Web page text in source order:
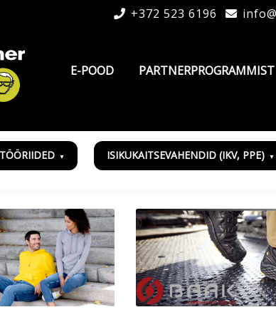
+372 523 6196
E-POOD PARTNERPROGRAMMIST
TÖÖRIIDED ISIKUKAITSEVAHENDID (IKV, PPE)